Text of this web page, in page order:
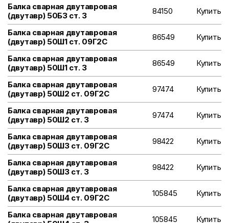
Балка сварная двутавровая
(двутавр) 50Б3 ст. 3
84150 Купить
Балка сварная двутавровая
(двутавр) 50Ш1 ст. 09Г2С
86549 Купить
Балка сварная двутавровая
(двутавр) 50Ш1 ст. 3
86549 Купить
Балка сварная двутавровая
(двутавр) 50Ш2 ст. 09Г2С
97474 Купить
Балка сварная двутавровая
(двутавр) 50Ш2 ст. 3
97474 Купить
Балка сварная двутавровая
(двутавр) 50Ш3 ст. 09Г2С
98422 Купить
Балка сварная двутавровая
(двутавр) 50Ш3 ст. 3
98422 Купить
Балка сварная двутавровая
(двутавр) 50Ш4 ст. 09Г2С
105845 Купить
Балка сварная двутавровая
105845 Купить